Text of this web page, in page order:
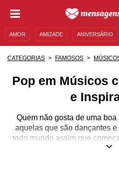
AMOR AMIZADE ANIVERSÁRIO
CATEGORIAS FAMOSOS
Pop em Músicos
e
Quem não gosta de uma
aquelas que são dançantes
todo mundo assim que
um estilo musical que